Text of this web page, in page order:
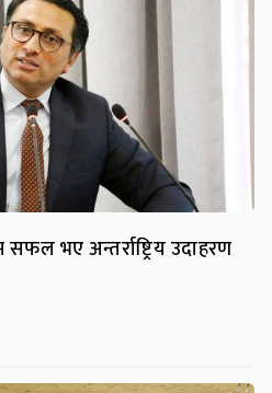
सफल भए अन्तर्राष्ट्रिय उदाहरण